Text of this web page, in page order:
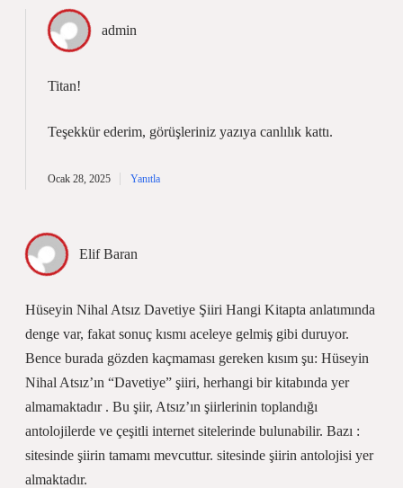
admin
Titan!
Teşekkür ederim, görüşleriniz yazıya canlılık kattı.
Ocak 28, 2025 Yanıtla
Elif Baran
Hüseyin Nihal Atsız Davetiye Şiiri Hangi Kitapta anlatımında
denge var, fakat sonuç kısmı aceleye gelmiş gibi duruyor.
Bence burada gözden kaçmaması gereken kısım şu: Hüseyin
Nihal Atsız’ın “Davetiye” şiiri, herhangi bir kitabında yer
almamaktadır . Bu şiir, Atsız’ın şiirlerinin toplandığı
antolojilerde ve çeşitli internet sitelerinde bulunabilir. Bazı :
sitesinde şiirin tamamı mevcuttur. sitesinde şiirin antolojisi yer
almaktadır.